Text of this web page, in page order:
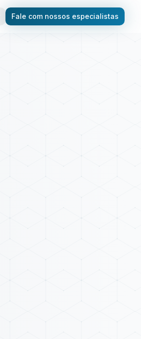
Fale com nossos especialistas